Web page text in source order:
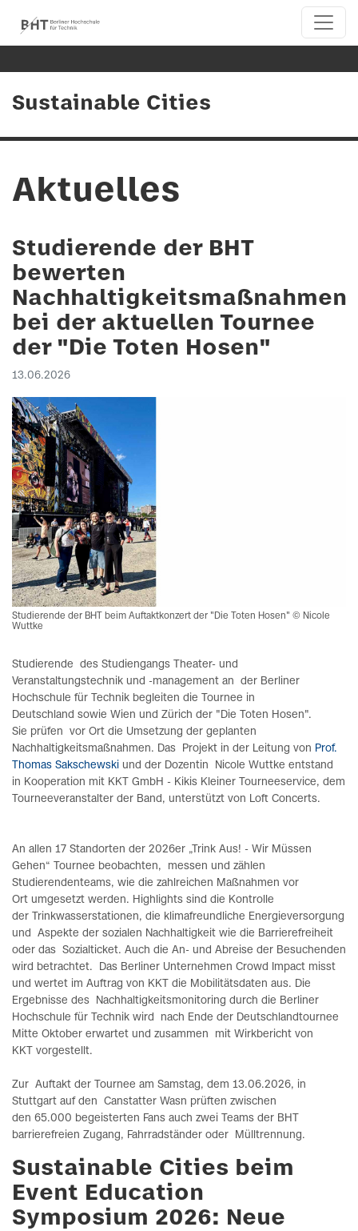
Sustainable Cities
Aktuelles
Studierende der BHT
bewerten
Nachhaltigkeitsmaßnahmen
bei der aktuellen Tournee
der "Die Toten Hosen"
13.06.2026
Studierende der BHT beim Auftaktkonzert der "Die Toten Hosen" © Nicole
Wuttke
Studierende des Studiengangs Theater- und
Veranstaltungstechnik und -management an der Berliner
Hochschule für Technik begleiten die Tournee in
Deutschland sowie Wien und Zürich der "Die Toten Hosen".
Sie prüfen vor Ort die Umsetzung der geplanten
Nachhaltigkeitsmaßnahmen. Das Projekt in der Leitung von Prof.
Thomas Sakschewski und der Dozentin Nicole Wuttke entstand
in Kooperation mit KKT GmbH - Kikis Kleiner Tourneeservice, dem
Tourneeveranstalter der Band, unterstützt von Loft Concerts.
An allen 17 Standorten der 2026er „Trink Aus! - Wir Müssen
Gehen“ Tournee beobachten, messen und zählen
Studierendenteams, wie die zahlreichen Maßnahmen vor
Ort umgesetzt werden. Highlights sind die Kontrolle
der Trinkwasserstationen, die klimafreundliche Energieversorgung
und Aspekte der sozialen Nachhaltigkeit wie die Barrierefreiheit
oder das Sozialticket. Auch die An- und Abreise der Besuchenden
wird betrachtet. Das Berliner Unternehmen Crowd Impact misst
und wertet im Auftrag von KKT die Mobilitätsdaten aus. Die
Ergebnisse des Nachhaltigkeitsmonitoring durch die Berliner
Hochschule für Technik wird nach Ende der Deutschlandtournee
Mitte Oktober erwartet und zusammen mit Wirkbericht von
KKT vorgestellt.
Zur Auftakt der Tournee am Samstag, dem 13.06.2026, in
Stuttgart auf den Canstatter Wasn prüften zwischen
den 65.000 begeisterten Fans auch zwei Teams der BHT
barrierefreien Zugang, Fahrradständer oder Mülltrennung.
Sustainable Cities beim
Event Education
Symposium 2026: Neue